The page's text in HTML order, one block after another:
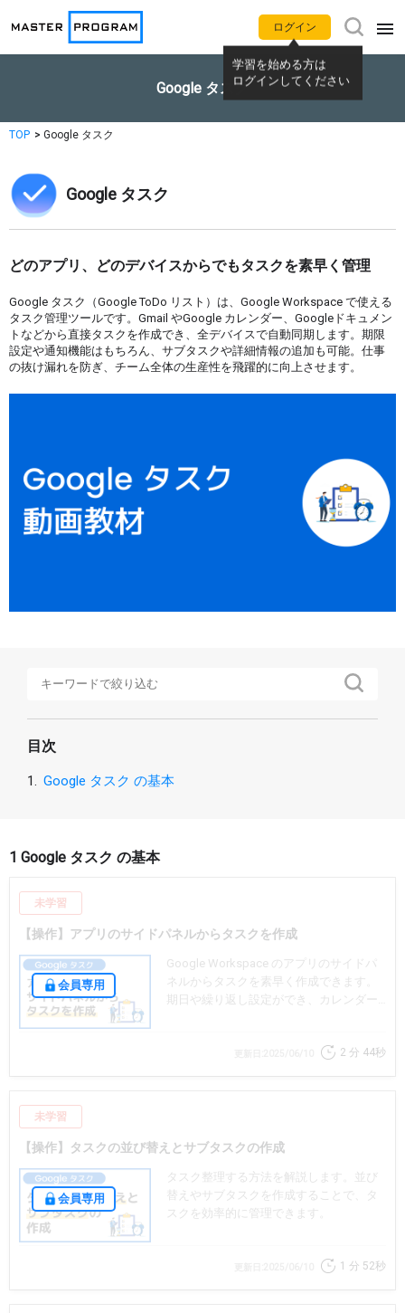
Gemini
Gmail
Google Meet Google Chat
Google スプレッドシート Google スライド
AppSheet Google Apps Script
マイページ
ヘルプ
ログイン
学習を始める方は
ログインしてください
Google タスク
TOP Google タスク
Google タスク
どのアプリ、どのデバイスからでもタスクを素早く管理
Google タスク（Google ToDo リスト）は、Google Workspace で使える
タスク管理ツールです。Gmail やGoogle カレンダー、Googleドキュメン
トなどから直接タスクを作成でき、全デバイスで自動同期します。期限
設定や通知機能はもちろん、サブタスクや詳細情報の追加も可能。仕事
の抜け漏れを防ぎ、チーム全体の生産性を飛躍的に向上させます。
目次
1. Google タスク の基本
1 Google タスク の基本
会員専用
未学習
【操作】アプリのサイドパネルからタスクを作成
Google Workspace のアプリのサイドパ
ネルからタスクを素早く作成できます。
期日や繰り返し設定ができ、カレンダー
2 分 44秒
会員専用
未学習
【操作】タスクの並び替えとサブタスクの作成
タスク整理する方法を解説します。並び
替えやサブタスクを作成することで、タ
スクを効率的に管理できます。
1 分 52秒